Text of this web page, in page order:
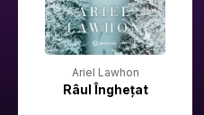
Ariel Lawhon
Râul Înghețat